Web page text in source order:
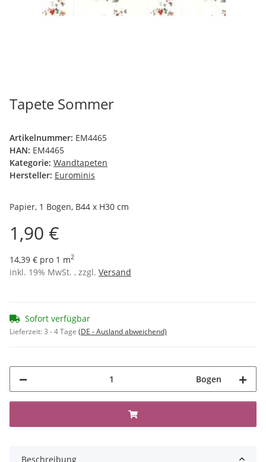
Tapete Sommer
Artikelnummer: EM4465
HAN: EM4465
Kategorie: Wandtapeten
Hersteller: Eurominis
Papier, 1 Bogen, B44 x H30 cm
1,90 €
14,39 € pro 1 m2
inkl. 19% MwSt. , zzgl. Versand
Sofort verfügbar
Lieferzeit:3 - 4 Tage (DE - Ausland abweichend)
Bogen
Beschreibung